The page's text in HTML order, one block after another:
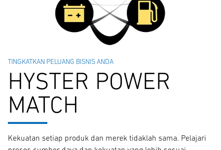
TINGKATKAN PELUANG BISNIS ANDA
HYSTER POWER
MATCH
Kekuatan setiap produk dan merek tidaklah sama. Pelajari